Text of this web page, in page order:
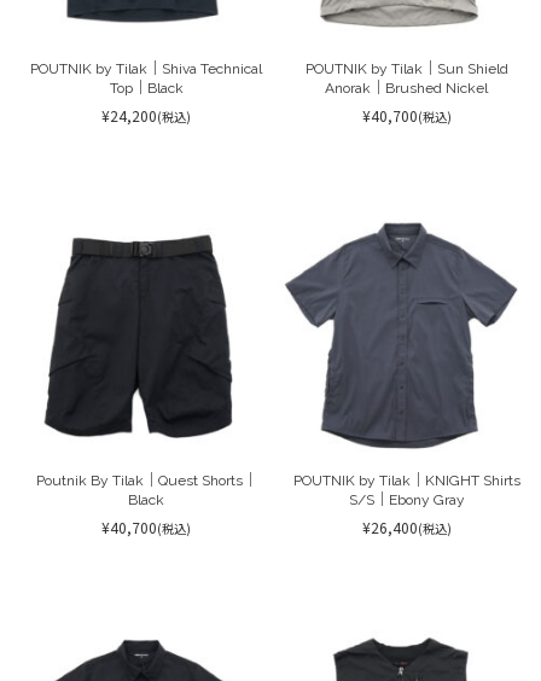
POUTNIK by Tilak｜Shiva Technical
Top｜Black
¥24,200(税込)
POUTNIK by Tilak｜Sun Shield
Anorak｜Brushed Nickel
¥40,700(税込)
Poutnik By Tilak｜Quest Shorts｜
Black
¥40,700(税込)
POUTNIK by Tilak｜KNIGHT Shirts
S/S｜Ebony Gray
¥26,400(税込)